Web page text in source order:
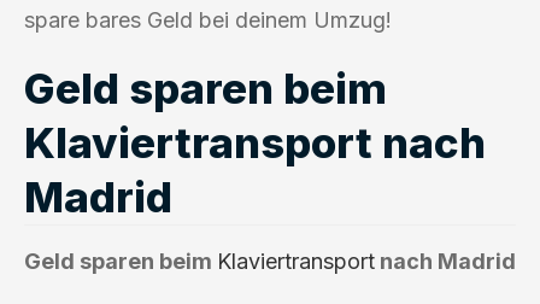
spare bares Geld bei deinem Umzug!
Geld sparen beim
Klaviertransport nach
Madrid
Geld sparen beim Klaviertransport nach Madrid